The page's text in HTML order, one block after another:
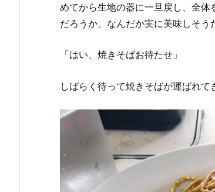
めてから生地の器に一旦戻し、全
だろうか、なんだか実に美味しそう
「はい、焼きそばお待たせ」
しばらく待って焼きそばが運ばれて